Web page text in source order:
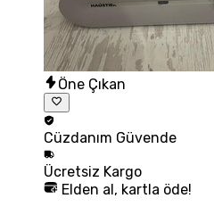
Öne Çıkan
Cüzdanım Güvende
Ücretsiz Kargo
Elden al, kartla öde!